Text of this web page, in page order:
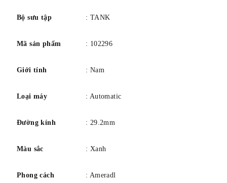
Bộ sưu tập : TANK
Mã sản phẩm : 102296
Giới tính : Nam
Loại máy : Automatic
Đường kính : 29.2mm
Màu sắc : Xanh
Phong cách : Ameradl